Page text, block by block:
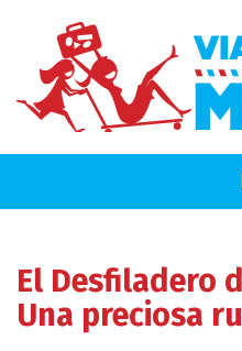
El Desfiladero
Una preciosa